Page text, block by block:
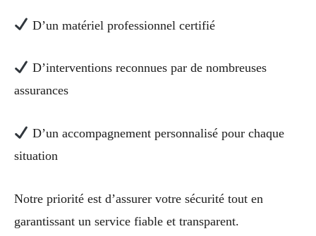
D’un matériel professionnel certifié
D’interventions reconnues par de nombreuses
assurances
D’un accompagnement personnalisé pour chaque
situation
Notre priorité est d’assurer votre sécurité tout en
garantissant un service fiable et transparent.